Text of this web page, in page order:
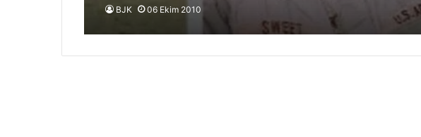
BJK 06 Ekim 2010